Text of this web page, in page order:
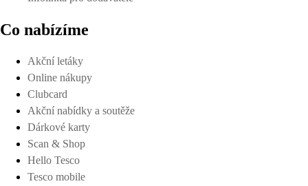
Co nabízíme
Akční letáky
Online nákupy
Clubcard
Akční nabídky a soutěže
Dárkové karty
Scan & Shop
Hello Tesco
Tesco mobile